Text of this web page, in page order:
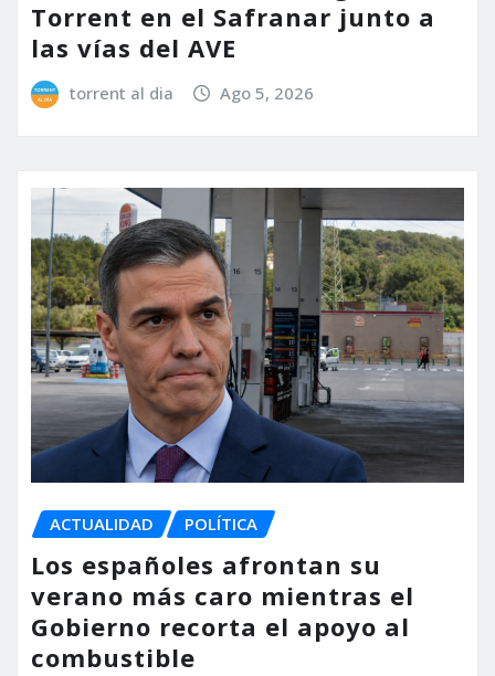
Torrent en el Safranar junto a
las vías del AVE
torrent al dia Ago 5, 2026
ACTUALIDAD POLÍTICA
Los españoles afrontan su
verano más caro mientras el
Gobierno recorta el apoyo al
combustible